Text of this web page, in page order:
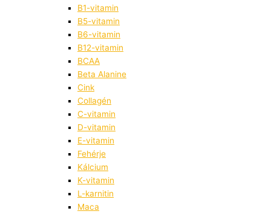
B1-vitamin
B5-vitamin
B6-vitamin
B12-vitamin
BCAA
Beta Alanine
Cink
Collagén
C-vitamin
D-vitamin
E-vitamin
Fehérje
Kálcium
K-vitamin
L-karnitin
Maca